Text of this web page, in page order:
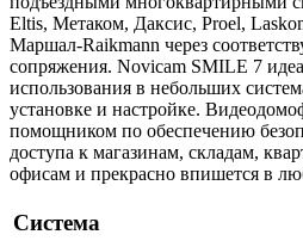
Eltis, Метаком, Даксис, Proel,
Маршал-Raikmann через
сопряжения. Novicam SMILE 7
использования в небольших
установке и настройке.
помощником по обеспечению
доступа к магазинам, складам,
офисам и прекрасно впишется в
Система